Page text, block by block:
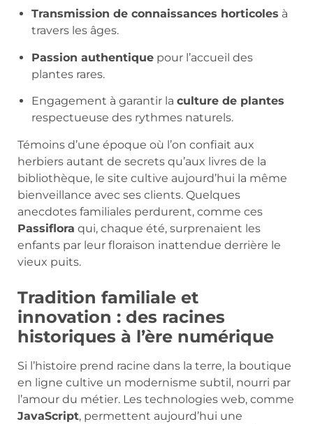
Transmission de connaissances horticoles à
travers les âges.
Passion authentique pour l’accueil des
plantes rares.
Engagement à garantir la culture de plantes
respectueuse des rythmes naturels.
Témoins d’une époque où l’on confiait aux
herbiers autant de secrets qu’aux livres de la
bibliothèque, le site cultive aujourd’hui la même
bienveillance avec ses clients. Quelques
anecdotes familiales perdurent, comme ces
Passiflora qui, chaque été, surprenaient les
enfants par leur floraison inattendue derrière le
vieux puits.
Tradition familiale et
innovation : des racines
historiques à l’ère numérique
Si l’histoire prend racine dans la terre, la boutique
en ligne cultive un modernisme subtil, nourri par
l’amour du métier. Les technologies web, comme
JavaScript, permettent aujourd’hui une